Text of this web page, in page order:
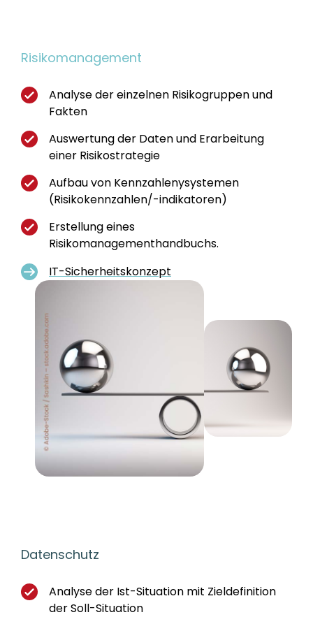
Risikomanagement
Analyse der einzelnen Risikogruppen und
Fakten
Auswertung der Daten und Erarbeitung
einer Risikostrategie
Aufbau von Kennzahlenysystemen
(Risikokennzahlen/-indikatoren)
Erstellung eines
Risikomanagementhandbuchs.
IT-Sicherheitskonzept
Datenschutz
Analyse der Ist-Situation mit Zieldefinition
der Soll-Situation